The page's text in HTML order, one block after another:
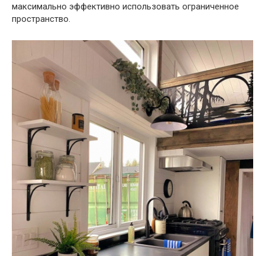
максимально эффективно использовать ограниченное
пространство.